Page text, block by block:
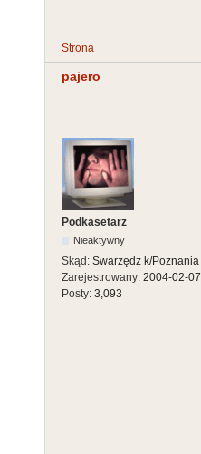
Strona
pajero
Podkasetarz
Nieaktywny
Skąd: Swarzędz k/Poznania
Zarejestrowany: 2004-02-07
Posty: 3,093